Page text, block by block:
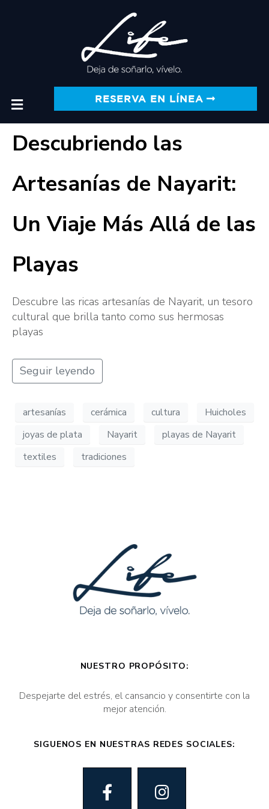
RESERVA EN LÍNEA
Descubriendo las
Artesanías de Nayarit:
Un Viaje Más Allá de las
Playas
Descubre las ricas artesanías de Nayarit, un tesoro
cultural que brilla tanto como sus hermosas
playas
Seguir leyendo
artesanías cerámica cultura
Huicholes
joyas de plata
Nayarit
playas de Nayarit
textiles
tradiciones
NUESTRO PROPÓSITO:
Despejarte del estrés, el cansancio y consentirte con la
mejor atención.
SIGUENOS EN NUESTRAS REDES SOCIALES: